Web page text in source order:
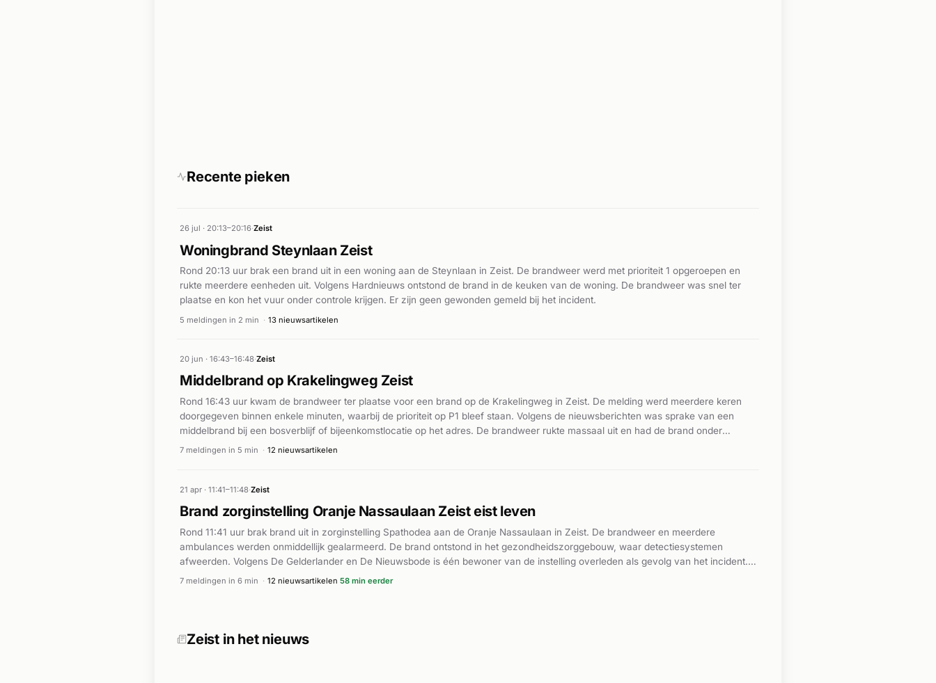
Recente pieken
26 jul · 20:13–20:16·Zeist
Woningbrand Steynlaan Zeist
Rond 20:13 uur brak een brand uit in een woning aan de Steynlaan in Zeist. De brandweer werd met prioriteit 1 opgeroepen en
rukte meerdere eenheden uit. Volgens Hardnieuws ontstond de brand in de keuken van de woning. De brandweer was snel ter
plaatse en kon het vuur onder controle krijgen. Er zijn geen gewonden gemeld bij het incident.
5 meldingen in 2 min · 13 nieuwsartikelen
20 jun · 16:43–16:48·Zeist
Middelbrand op Krakelingweg Zeist
Rond 16:43 uur kwam de brandweer ter plaatse voor een brand op de Krakelingweg in Zeist. De melding werd meerdere keren
doorgegeven binnen enkele minuten, waarbij de prioriteit op P1 bleef staan. Volgens de nieuwsberichten was sprake van een
middelbrand bij een bosverblijf of bijeenkomstlocatie op het adres. De brandweer rukte massaal uit en had de brand onder
controle. Exacte details over gewonden of de oorzaak van de brand zijn niet bekend.
7 meldingen in 5 min · 12 nieuwsartikelen
21 apr · 11:41–11:48·Zeist
Brand zorginstelling Oranje Nassaulaan Zeist eist leven
Rond 11:41 uur brak brand uit in zorginstelling Spathodea aan de Oranje Nassaulaan in Zeist. De brandweer en meerdere
ambulances werden onmiddellijk gealarmeerd. De brand ontstond in het gezondheidszorggebouw, waar detectiesystemen
afweerden. Volgens De Gelderlander en De Nieuwsbode is één bewoner van de instelling overleden als gevolg van het incident.
Meerdere ambulances waren ter plaatse voor medische assistentie bij het evacueren van bewoners. Het precieze aantal
7 meldingen in 6 min · 12 nieuwsartikelen 58 min eerder
Zeist in het nieuws